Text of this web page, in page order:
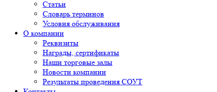
Статьи
Словарь терминов
Условия обслуживания
О компании
Реквизиты
Награды, сертификаты
Наши торговые залы
Новости компании
Результаты проведения СОУТ